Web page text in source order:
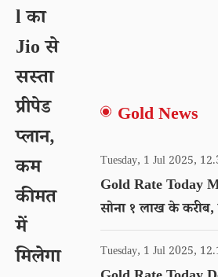
l का
Jio से
सस्ता
प्रीपेड
प्लान,
कम
कीमत
में
मिलेगा
Gold News
Tuesday, 1 Jul 2025,
Gold Rate Today
सोना १ लाख के
गोल्ड का रेट
Tuesday, 1 Jul 2025,